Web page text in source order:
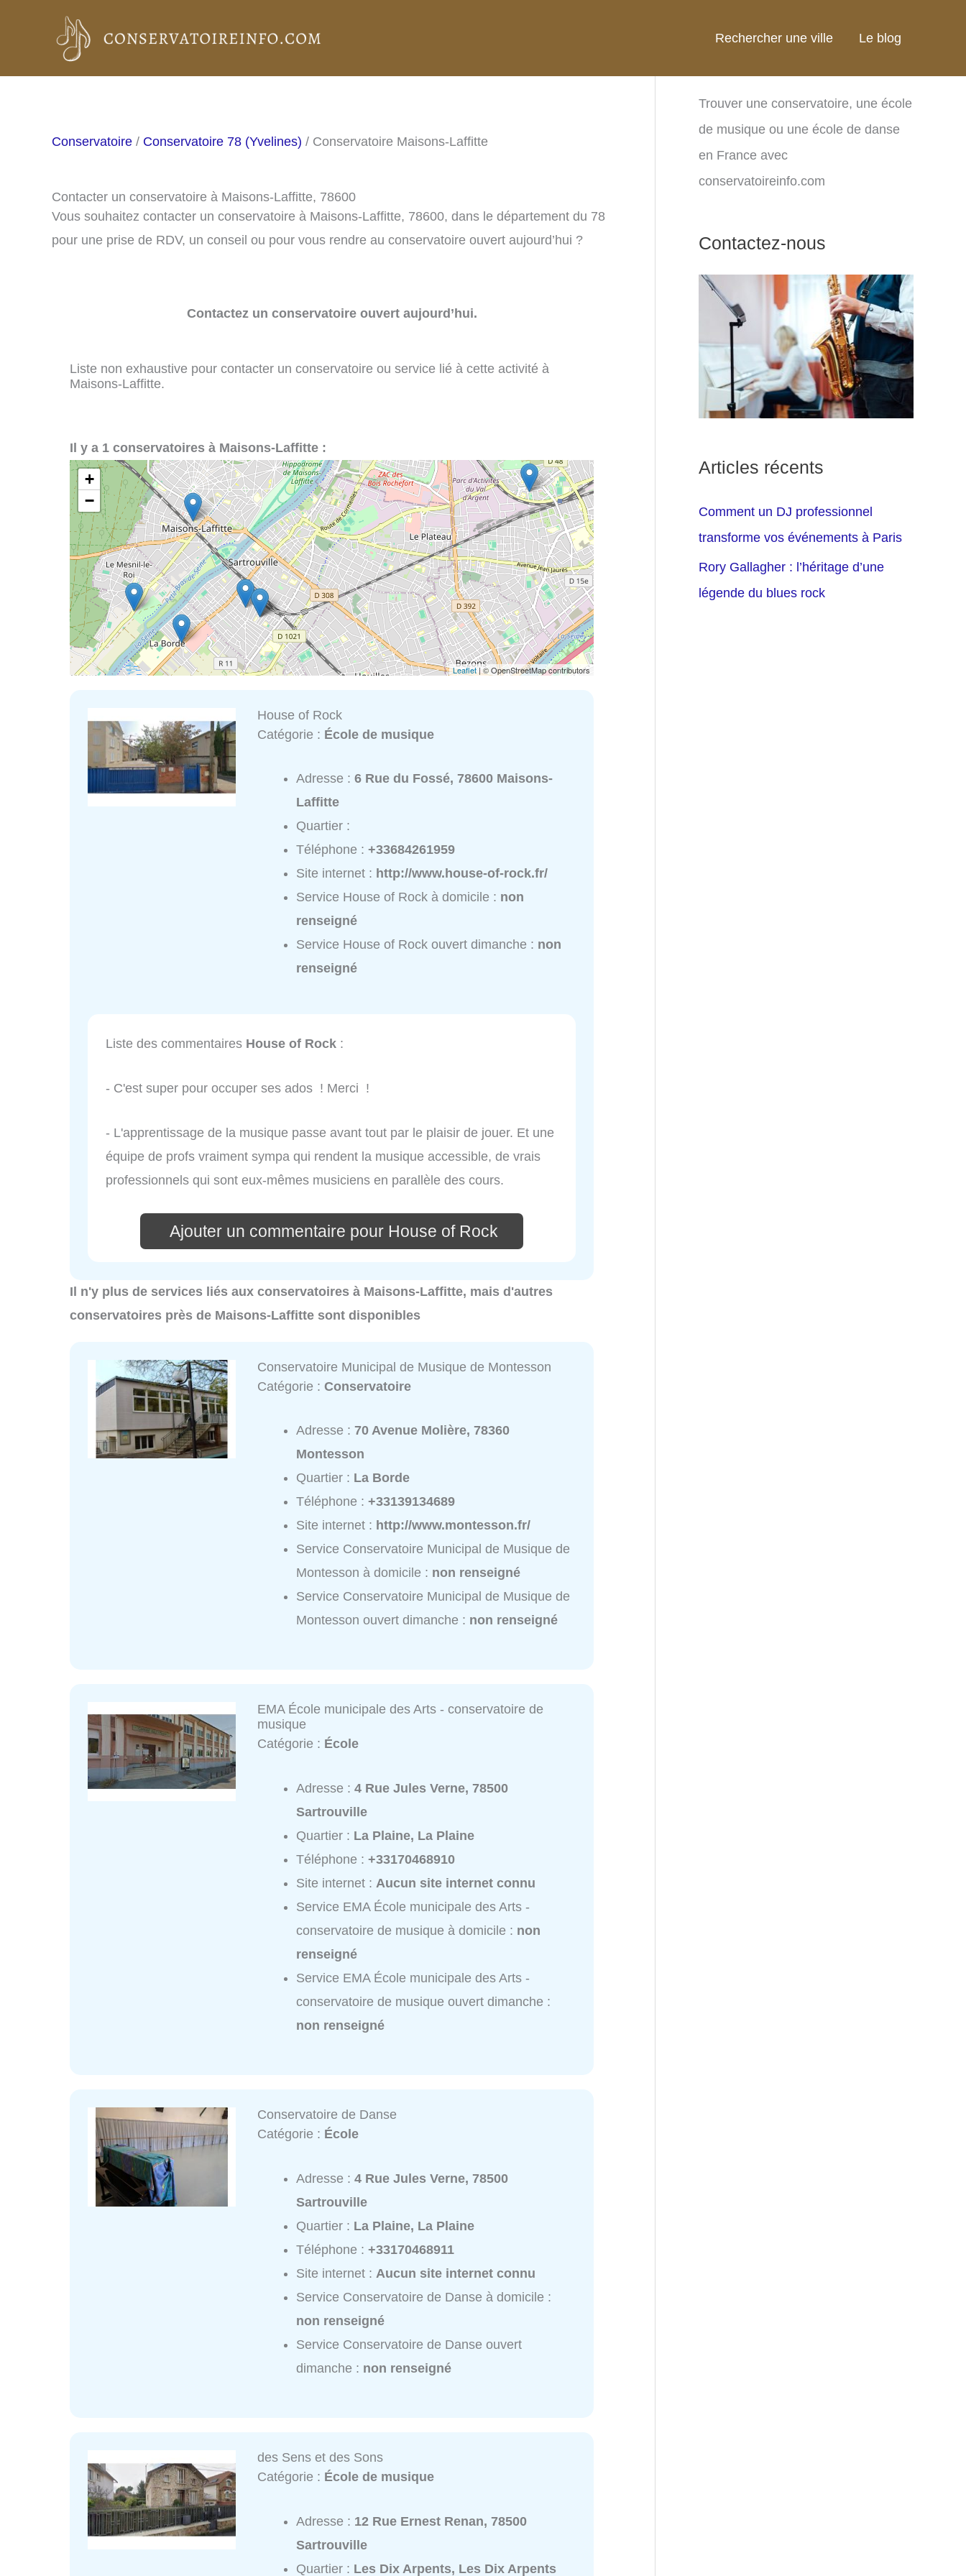
Rechercher une ville Le blog
Conservatoire / Conservatoire 78 (Yvelines) / Conservatoire Maisons-Laffitte
Contacter un conservatoire à Maisons-Laffitte, 78600
Vous souhaitez contacter un conservatoire à Maisons-Laffitte, 78600, dans le département du 78
pour une prise de RDV, un conseil ou pour vous rendre au conservatoire ouvert aujourd’hui ?
Contactez un conservatoire ouvert aujourd’hui.
Liste non exhaustive pour contacter un conservatoire ou service lié à cette activité à
Maisons-Laffitte.
Il y a 1 conservatoires à Maisons-Laffitte :
+
−
Leaflet| © OpenStreetMap contributors
House of Rock
Catégorie : École de musique
Adresse :6 Rue du Fossé, 78600 Maisons-
Laffitte
Quartier :
Téléphone :+33684261959
Site internet : http://www.house-of-rock.fr/
Service House of Rock à domicile : non
renseigné
Service House of Rock ouvert dimanche : non
renseigné
Liste des commentaires House of Rock :
- C'est super pour occuper ses ados ! Merci !
- L'apprentissage de la musique passe avant tout par le plaisir de jouer. Et une
équipe de profs vraiment sympa qui rendent la musique accessible, de vrais
professionnels qui sont eux-mêmes musiciens en parallèle des cours.
Ajouter un commentaire pour House of Rock
Il n'y plus de services liés aux conservatoires à Maisons-Laffitte, mais d'autres
conservatoires près de Maisons-Laffitte sont disponibles
Conservatoire Municipal de Musique de Montesson
Catégorie :Conservatoire
Adresse :70 Avenue Molière, 78360
Montesson
Quartier : La Borde
Téléphone :+33139134689
Site internet : http://www.montesson.fr/
Service Conservatoire Municipal de Musique de
Montesson à domicile : non renseigné
Service Conservatoire Municipal de Musique de
Montesson ouvert dimanche : non renseigné
EMA École municipale des Arts - conservatoire de
musique
Catégorie : École
Adresse :4 Rue Jules Verne, 78500
Sartrouville
Quartier : La Plaine, La Plaine
Téléphone :+33170468910
Site internet :Aucun site internet connu
Service EMA École municipale des Arts -
conservatoire de musique à domicile : non
renseigné
Service EMA École municipale des Arts -
conservatoire de musique ouvert dimanche :
non renseigné
Conservatoire de Danse
Catégorie : École
Adresse :4 Rue Jules Verne, 78500
Sartrouville
Quartier : La Plaine, La Plaine
Téléphone :+33170468911
Site internet : Aucun site internet connu
Service Conservatoire de Danse à domicile :
non renseigné
Service Conservatoire de Danse ouvert
dimanche : non renseigné
des Sens et des Sons
Catégorie : École de musique
Adresse : 12 Rue Ernest Renan, 78500
Sartrouville
Quartier : Les Dix Arpents, Les Dix Arpents
Trouver une conservatoire, une école
de musique ou une école de danse
en France avec
conservatoireinfo.com
Contactez-nous
Articles récents
Comment un DJ professionnel
transforme vos événements à Paris
Rory Gallagher : l’héritage d’une
légende du blues rock